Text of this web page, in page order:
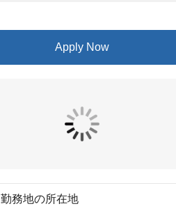
Apply Now
勤務地の所在地